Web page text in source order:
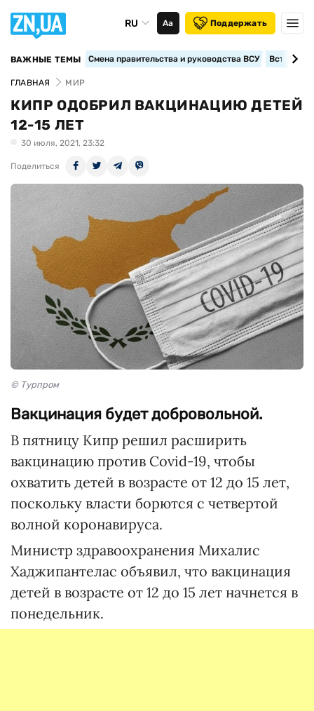
RU Аа Поддержать
ВАЖНЫЕ ТЕМЫ Смена правительства и руководства ВСУ
ГЛАВНАЯ МИР
КИПР ОДОБРИЛ ВАКЦИНАЦИЮ ДЕТЕЙ
12-15 ЛЕТ
30 июля, 2021, 23:32
Поделиться
© Турпром
Вакцинация будет добровольной.
В пятницу Кипр решил расширить
вакцинацию против Covid-19, чтобы
охватить детей в возрасте от 12 до 15 лет,
поскольку власти борются с четвертой
волной коронавируса.
Министр здравоохранения Михалис
Хаджипантелас объявил, что вакцинация
детей в возрасте от 12 до 15 лет начнется в
понедельник.